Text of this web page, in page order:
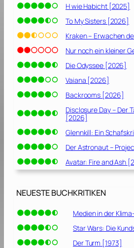
H wie Habicht [2025]
To My Sisters [2026]
Kraken – Erwachen
Nur noch ein kleiner
Die Odyssee [2026]
Vaiana [2026]
Backrooms [2026]
Disclosure Day – Der
[2026]
Glennkill: Ein
Der Astronaut –
Avatar: Fire and Ash
NEUESTE BUCHKRITIKEN
Medien in der
Star Wars: Die
Der Turm [1973]